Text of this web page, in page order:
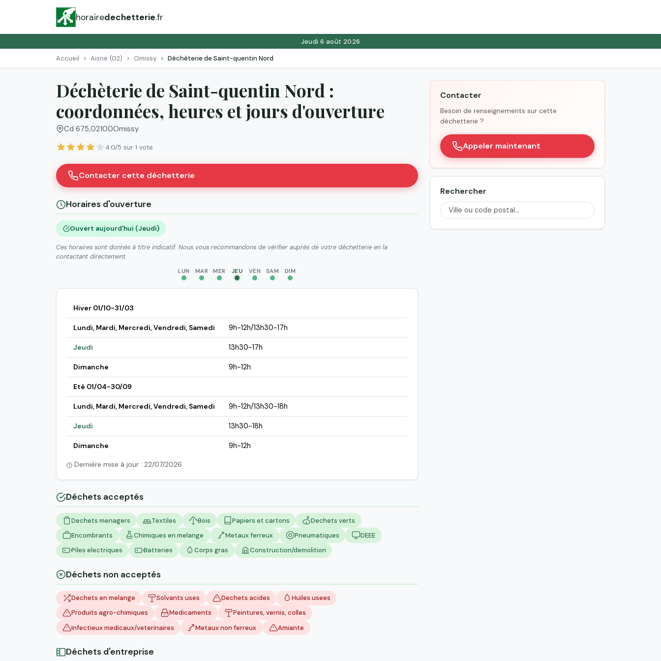
horairedechetterie.fr
Jeudi 6 août 2026
Accueil Aisne (02) Omissy Déchèterie de Saint-quentin Nord
Déchèterie de Saint-quentin Nord :
coordonnées, heures et jours d'ouverture
Cd 675,02100Omissy
4.0/5 sur 1 vote
Contacter cette déchetterie
Horaires d'ouverture
Ouvert aujourd'hui (Jeudi)
Ces horaires sont donnés à titre indicatif. Nous vous recommandons de vérifier auprès de votre déchetterie en la
contactant directement.
LUN MAR MER JEU VEN SAM DIM
Hiver 01/10-31/03
Lundi, Mardi, Mercredi, Vendredi, Samedi 9h-12h/13h30-17h
Jeudi 13h30-17h
Dimanche 9h-12h
Eté 01/04-30/09
Lundi, Mardi, Mercredi, Vendredi, Samedi 9h-12h/13h30-18h
Jeudi 13h30-18h
Dimanche 9h-12h
Dernière mise à jour : 22/07/2026
Déchets acceptés
Dechets menagers Textiles Bois Papiers et cartons
Dechets verts
Encombrants
Chimiques en melange Metaux ferreux Pneumatiques
DEEE
Piles electriques
Batteries Corps gras Construction/demolition
Déchets non acceptés
Dechets en melange Solvants uses Dechets acides
Huiles usees
Produits agro-chimiques
Medicaments
Peintures, vernis, colles
Infectieux medicaux/veterinaires
Metaux non ferreux Amiante
Déchets d'entreprise
Contacter
Besoin de renseignements sur cette
déchetterie ?
Appeler maintenant
Rechercher